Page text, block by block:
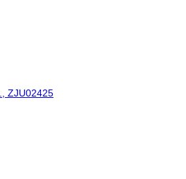
ZJU02425